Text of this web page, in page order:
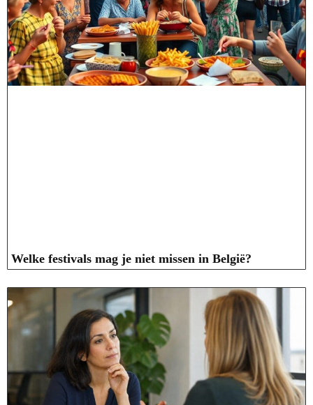
Welke festivals mag je niet missen in België?